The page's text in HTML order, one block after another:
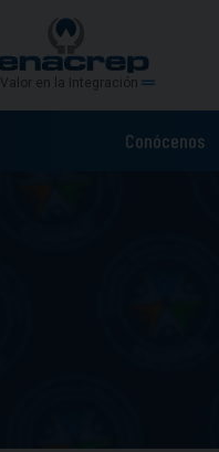
Valor en la Integración
Conócenos